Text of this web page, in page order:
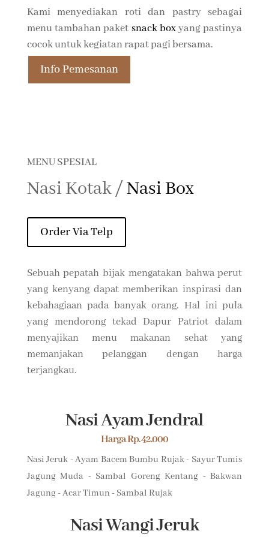
Kami menyediakan roti dan pastry sebagai
menu tambahan paket snack boxyang pastinya
cocok untuk kegiatan rapat pagi bersama.
Info Pemesanan
MENU SPESIAL
Nasi Kotak /Nasi Box
Order Via Telp
Sebuah pepatah bijak mengatakan bahwa perut
yang kenyang dapat memberikan inspirasi dan
kebahagiaan pada banyak orang. Hal ini pula
yang mendorong tekad Dapur Patriot dalam
menyajikan menu makanan sehat yang
memanjakan pelanggan dengan harga
terjangkau.
Nasi Ayam Jendral
Harga Rp. 42.000
Nasi Jeruk - Ayam Bacem Bumbu Rujak - Sayur Tumis
Jagung Muda - Sambal Goreng Kentang - Bakwan
Jagung - Acar Timun - Sambal Rujak
Nasi Wangi Jeruk